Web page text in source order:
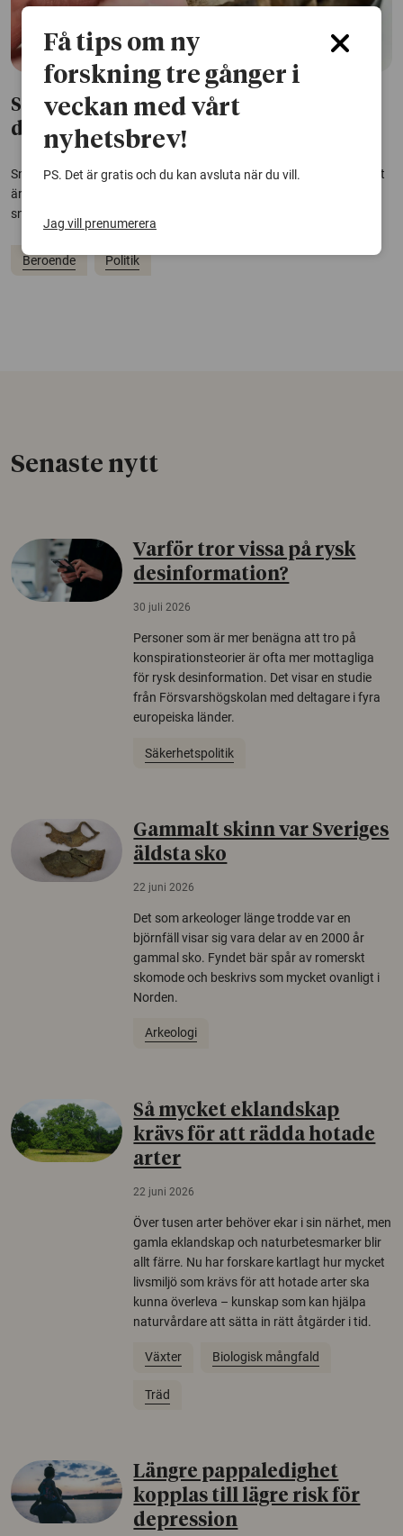
Snusandet ökar i Sverige − vita snuset
driver på
Snusandet fortsätter att öka i Sverige och det så kallade vita snuset
är en motor i utvecklingen. Numera består fyra av tio sålda
snusdosor av vitt snus.
Beroende Politik
Senaste nytt
Varför tror vissa på rysk
desinformation?
30 juli 2026
Personer som är mer benägna att tro på
konspirationsteorier är ofta mer mottagliga
för rysk desinformation. Det visar en studie
från Försvarshögskolan med deltagare i fyra
europeiska länder.
Säkerhetspolitik
Gammalt skinn var Sveriges
äldsta sko
22 juni 2026
Det som arkeologer länge trodde var en
björnfäll visar sig vara delar av en 2000 år
gammal sko. Fyndet bär spår av romerskt
skomode och beskrivs som mycket ovanligt i
Norden.
Arkeologi
Så mycket eklandskap
krävs för att rädda hotade
arter
22 juni 2026
Över tusen arter behöver ekar i sin närhet, men
gamla eklandskap och naturbetesmarker blir
allt färre. Nu har forskare kartlagt hur mycket
livsmiljö som krävs för att hotade arter ska
kunna överleva – kunskap som kan hjälpa
naturvårdare att sätta in rätt åtgärder i tid.
Växter Biologisk mångfald
Träd
Längre pappaledighet
kopplas till lägre risk för
depression
Få tips om ny
forskning tre gånger i
veckan med vårt
nyhetsbrev!
PS. Det är gratis och du kan avsluta när du vill.
Jag vill prenumerera